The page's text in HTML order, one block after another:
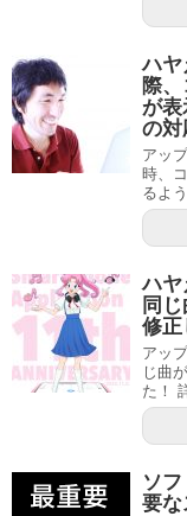
ハヤ
際
が表
の対
アッ
時、
るよ
ハヤ
同
修正
アッ
じ曲
た！
ソ
要な